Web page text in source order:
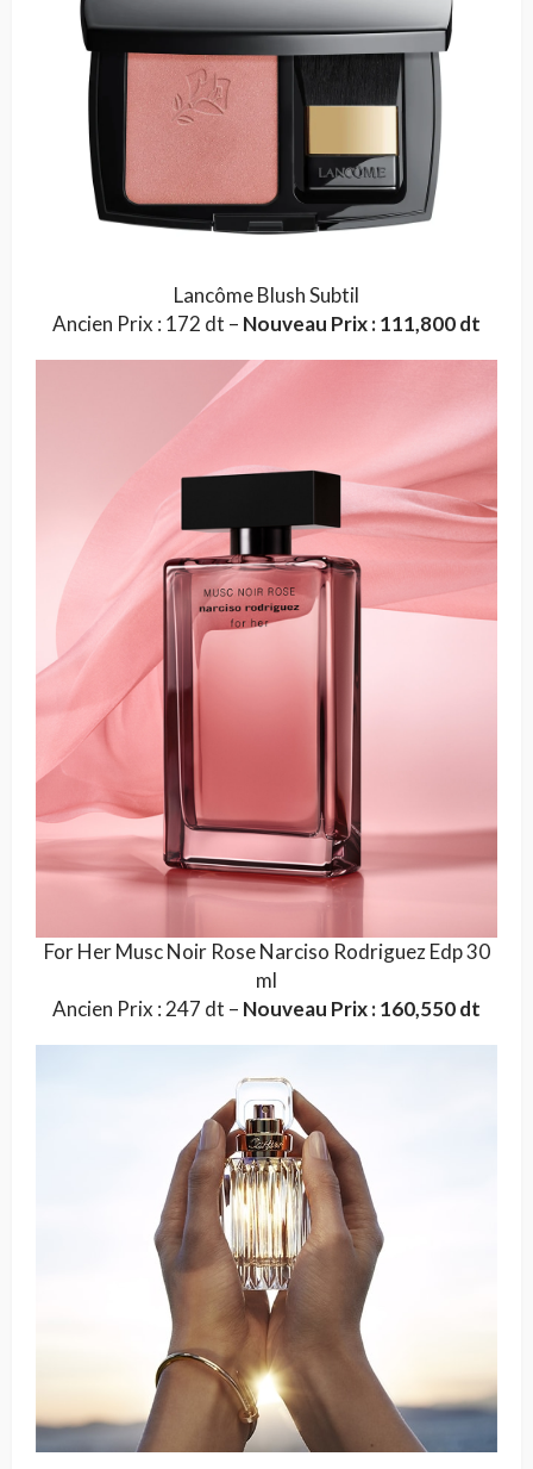
Lancôme Blush Subtil
Ancien Prix : 172 dt – Nouveau Prix : 111,800 dt
For Her Musc Noir Rose Narciso Rodriguez Edp 30
ml
Ancien Prix : 247 dt – Nouveau Prix : 160,550 dt